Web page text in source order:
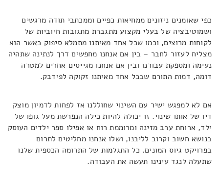
כפי שאומנים ניזונים ממחיאות כפיים וממכתבי תודה מרגשים
ושמוטיבציה של בעלי מקצוע מתגברת מתגובות חיוביות של
לקוחות מרוצים, וכמו שכל אחד מאיתנו מתמלא סיפוק כאשר הוא
מצליח לעזור לחבר – בין אם אנחנו מחפשים דרך לנתינה שתהיה
נעימה ומספקת עבורנו ובין אם אנחנו מגייסים אחרים למטרה
דומה, דמות התורם שבכל אחד מאיתנו זקוקה לפידבק.
אם לא למפגש ישיר עם השינוי שחוללנו אז לפחות לדמיון מוצק
דיו של אותו שינוי. זו יכולה להיות כילה הנפרשת מעל גופו של
ילד, ארוחת ערב מזינה ומרוממת רוח או אפילו ספר ילדים העוסק
בנושא חשוב וקרוב לליבנו, ושלו אנחנו מחליטים לתרום
בפרויקט גיוס המונים. כל התגלמות של התרומה הכספית שלנו
שתעלה לנגד עינינו תעשה את העבודה.